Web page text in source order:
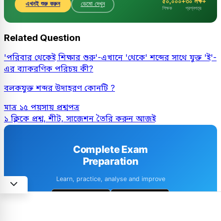
এখনই শুরু করুন ডেমো দেখুন
শিক্ষক প্রশ্নপত্র
Related Question
'পরিবার থেকেই শিক্ষার শুরু'-এখানে 'থেকে' শব্দের সাথে যুক্ত 'ই'-
এর ব্যাকরণিক পরিচয় কী?
বলকযুক্ত শব্দর উদাহরণ কোনটি ?
মাত্র ১৫ পয়সায় প্রশ্নপত্র
১ ক্লিকে প্রশ্ন, শীট, সাজেশন তৈরি করুন আজই
Complete Exam
Preparation
Learn, practice, analyse and improve